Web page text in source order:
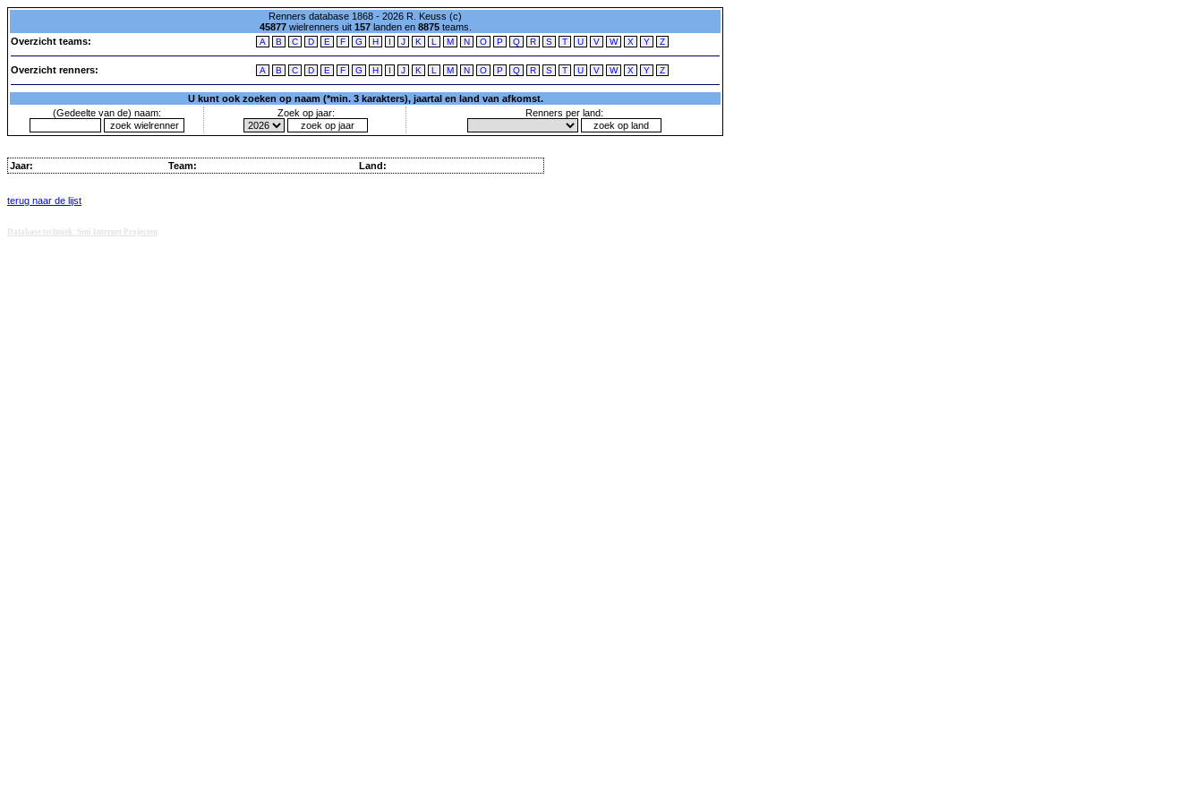
Renners database 1868 - 2026 R. Keuss (c)
45877wielrenners uit 157landen en 8875teams.
Overzicht teams:
A B C D E F G H I J K L M N O P Q R S T U V W X Y Z
Overzicht renners: A B C D E F G H I J K L M N O P Q R S T U V W X Y Z
U kunt ook zoeken op naam (*min. 3 karakters), jaartal en land van afkomst.
(Gedeelte van de) naam:
Zoek op jaar: Renners per land:
Jaar: Team: Land:
terug naar de lijst
Database techniek: Sini Internet Projecten